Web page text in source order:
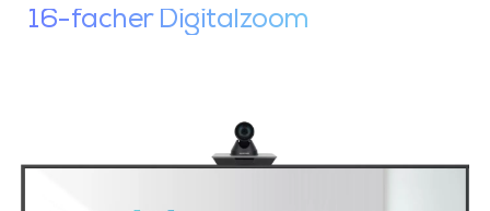
16-facher Digitalzoom